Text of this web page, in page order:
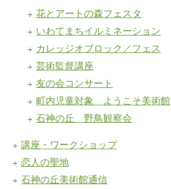
花とアートの森フェスタ
いわてまちイルミネーション
カレッジオブロック／フェス
芸術監督講座
友の会コンサート
町内児童対象 ようこそ美術館
石神の丘 野鳥観察会
講座・ワークショップ
恋人の聖地
石神の丘美術館通信